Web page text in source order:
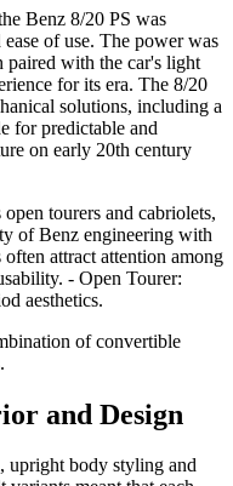
Benz 8/20 PS was
of use. The power was
paired with the car's light
for its era. The 8/20
solutions, including a
for predictable and
on early 20th century
tourers and cabriolets,
of Benz engineering with
attract attention among
- Open Tourer:
aesthetics.
of convertible
and Design
upright body styling and